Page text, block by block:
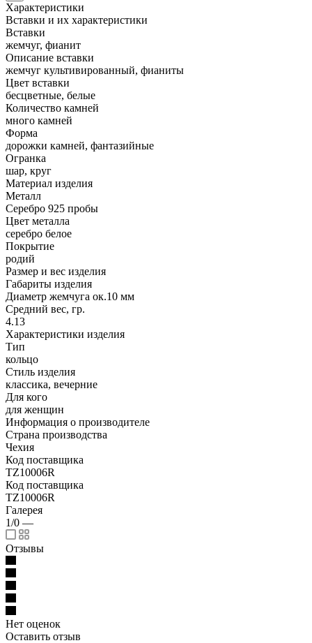
Характеристики
Вставки и их характеристики
Вставки
жемчуг, фианит
Описание вставки
жемчуг культивированный, фианиты
Цвет вставки
бесцветные, белые
Количество камней
много камней
Форма
дорожки камней, фантазийные
Огранка
шар, круг
Материал изделия
Металл
Серебро 925 пробы
Цвет металла
серебро белое
Покрытие
родий
Размер и вес изделия
Габариты изделия
Диаметр жемчуга ок.10 мм
Средний вес, гр.
4.13
Характеристики изделия
Тип
кольцо
Стиль изделия
классика, вечерние
Для кого
для женщин
Информация о производителе
Страна производства
Чехия
Код поставщика
TZ10006R
Код поставщика
TZ10006R
Галерея
1/0 —
Отзывы
Нет оценок
Оставить отзыв